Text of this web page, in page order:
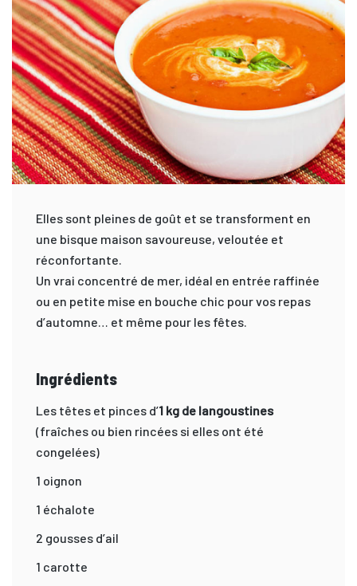
Elles sont pleines de goût et se transforment en
une bisque maison savoureuse, veloutée et
réconfortante.
Un vrai concentré de mer, idéal en entrée raffinée
ou en petite mise en bouche chic pour vos repas
d’automne… et même pour les fêtes.
Ingrédients
Les têtes et pinces d’1 kg de langoustines
(fraîches ou bien rincées si elles ont été
congelées)
1 oignon
1 échalote
2 gousses d’ail
1 carotte